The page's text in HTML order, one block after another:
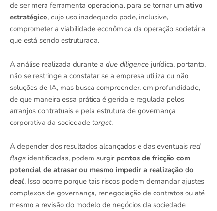
de ser mera ferramenta operacional para se tornar um ativo
estratégico, cujo uso inadequado pode, inclusive,
comprometer a viabilidade econômica da operação societária
que está sendo estruturada.
A análise realizada durante a due diligence jurídica, portanto,
não se restringe a constatar se a empresa utiliza ou não
soluções de IA, mas busca compreender, em profundidade,
de que maneira essa prática é gerida e regulada pelos
arranjos contratuais e pela estrutura de governança
corporativa da sociedade target.
A depender dos resultados alcançados e das eventuais red
flags identificadas, podem surgir pontos de fricção com
potencial de atrasar ou mesmo impedir a realização do
deal. Isso ocorre porque tais riscos podem demandar ajustes
complexos de governança, renegociação de contratos ou até
mesmo a revisão do modelo de negócios da sociedade